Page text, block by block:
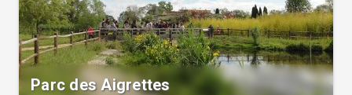
Parc des Aigrettes